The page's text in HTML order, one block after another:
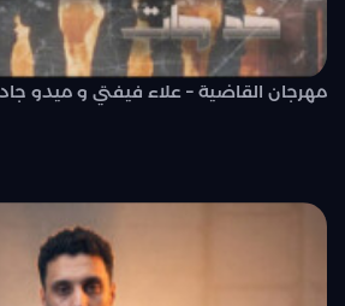
مهرجان القاضية – علاء فيفتي و ميدو جاد